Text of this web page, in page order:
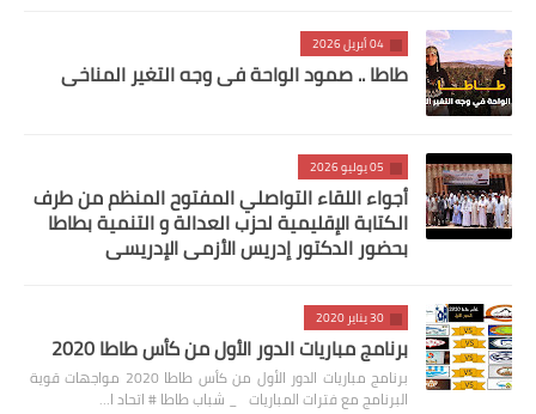
04 أبريل 2026
طاطا .. صمود الواحة في وجه التغير المناخي
05 يوليو 2026
أجواء اللقاء التواصلي المفتوح المنظم من طرف
الكتابة الإقليمية لحزب العدالة و التنمية بطاطا
بحضور الدكتور إدريس الأزمي الإدريسي
30 يناير 2020
برنامج مباريات الدور الأول من كأس طاطا 2020
برنامج مباريات الدور الأول من كأس طاطا 2020 مواجهات قوية
البرنامج مع فترات المباريات _ شباب طاطا # اتحاد ا…